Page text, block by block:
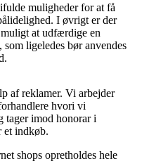
muligheder for at få
I øvrigt er der
at udfærdige en
som ligeledes bør anvendes
af reklamer. Vi arbejder
hvori vi
tager imod honorar i
et indkøb.
shops opretholdes hele